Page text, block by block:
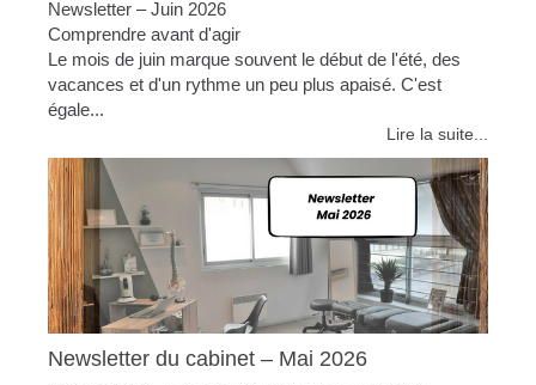
Newsletter – Juin 2026
Comprendre avant d'agir
Le mois de juin marque souvent le début de l'été, des
vacances et d'un rythme un peu plus apaisé. C'est
égale...
Lire la suite...
Newsletter du cabinet – Mai 2026